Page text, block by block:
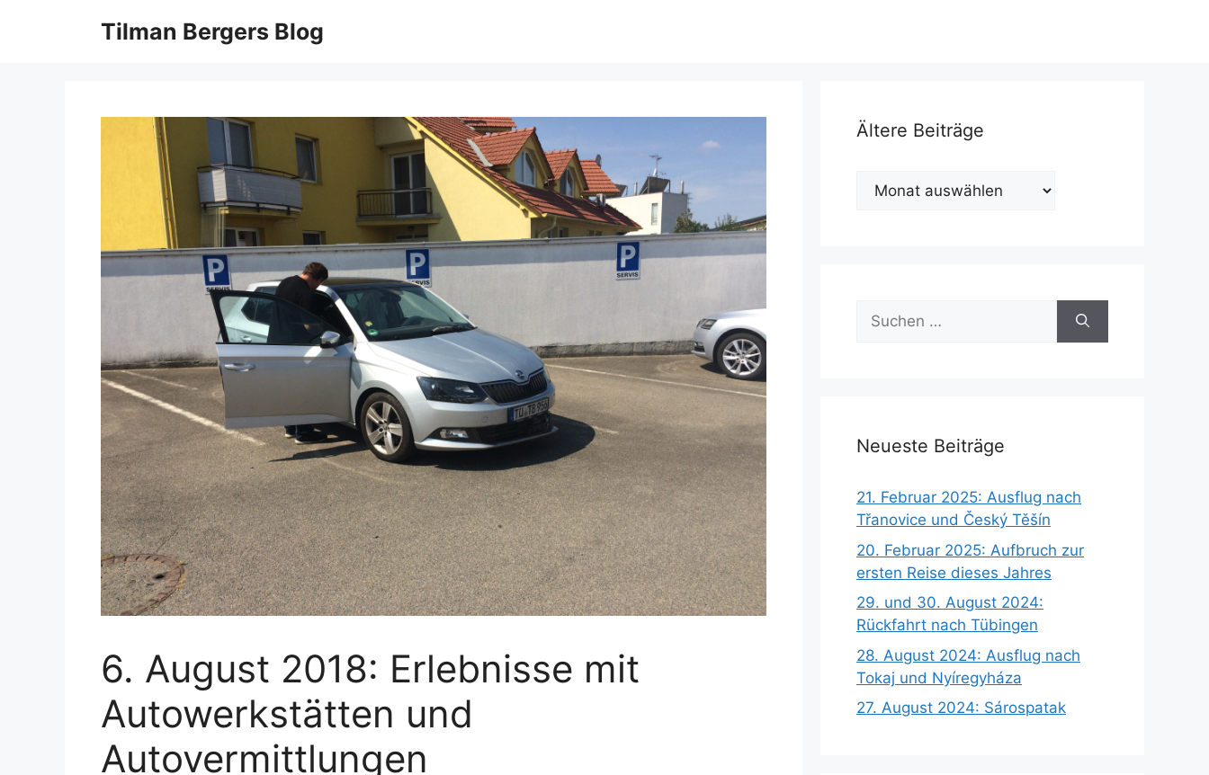
Tilman Bergers Blog
6. August 2018: Erlebnisse mit
Autowerkstätten und
Autovermittlungen
Ältere Beiträge
Ältere
Suchen
nach:
Neueste Beiträge
21. Februar 2025: Ausflug nach
Třanovice und Český Těšín
20. Februar 2025: Aufbruch zur
ersten Reise dieses Jahres
29. und 30. August 2024:
Rückfahrt nach Tübingen
28. August 2024: Ausflug nach
Tokaj und Nyíregyháza
27. August 2024: Sárospatak